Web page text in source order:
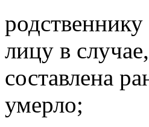
лицу в
составлена
умерло;